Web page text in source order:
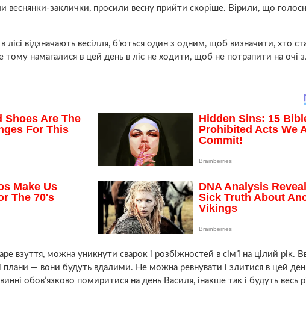
веснянки-заклички, просили весну прийти скоріше. Вірили, що
відзначають весілля, б’ються один з одним, щоб визначити, хто
тому намагалися в цей день в ліс не ходити, щоб не потрапити на очі
взуття, можна уникнути сварок і розбіжностей в сім’ї на цілий рік.
— вони будуть вдалими. Не можна ревнувати і злитися в цей
обов’язково помиритися на день Василя, інакше так і будуть весь